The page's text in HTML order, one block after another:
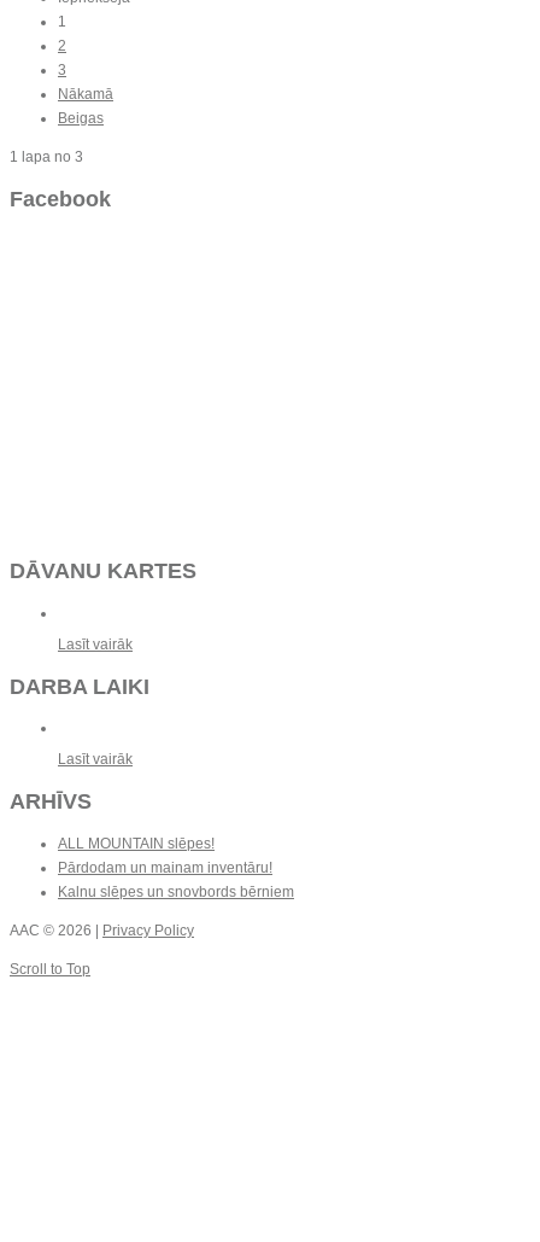
1
2
3
Nākamā
Beigas
1 lapa no 3
Facebook
DĀVANU KARTES
Lasīt vairāk
DARBA LAIKI
Lasīt vairāk
ARHĪVS
ALL MOUNTAIN slēpes!
Pārdodam un mainam inventāru!
Kalnu slēpes un snovbords bērniem
AAC © 2026 | Privacy Policy
Scroll to Top